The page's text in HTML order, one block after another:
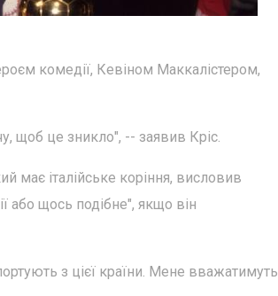
комедії, Кевіном Маккалістером,
щоб це зникло", -- заявив Кріс.
італійське коріння, висловив
або щось подібне", якщо він
з цієї країни. Мене вважатимуть